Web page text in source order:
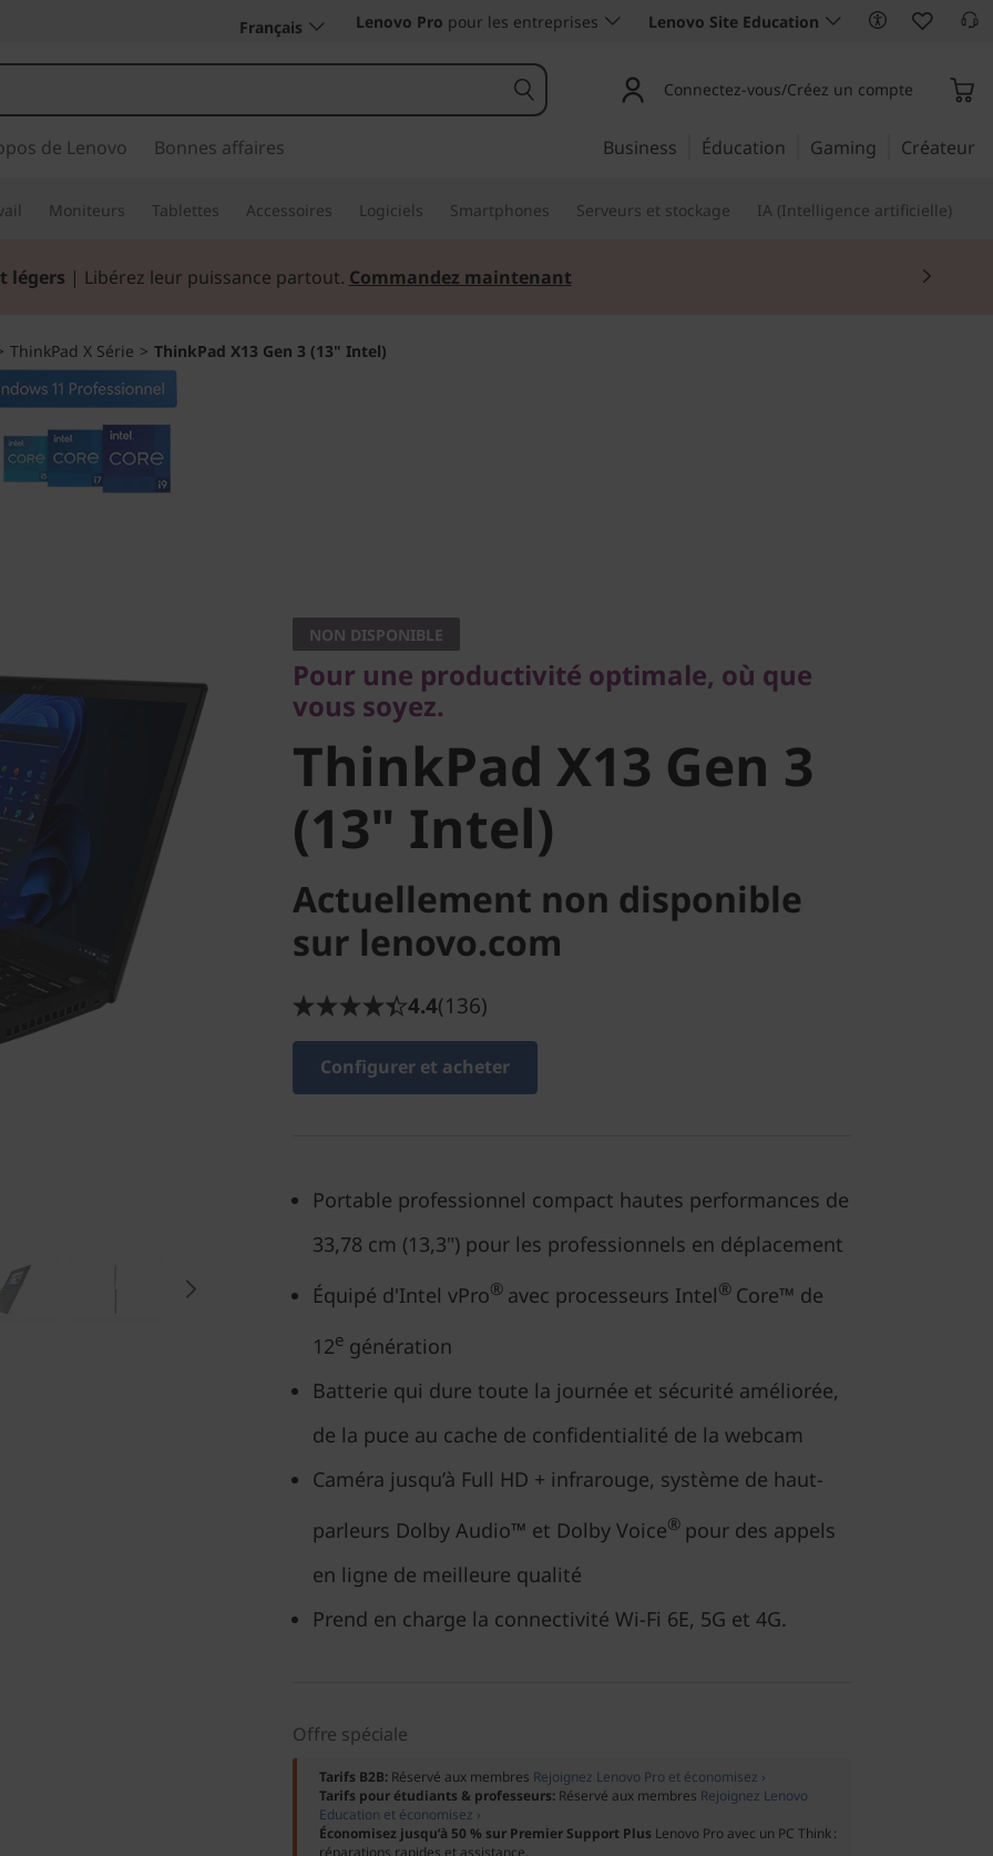
Français Lenovo Pro pour les entreprises Lenovo Site Education
Connectez-vous/Créez un compte
de Lenovo Bonnes affaires Business Éducation Gaming Créateur
Moniteurs Tablettes Accessoires Logiciels Smartphones Serveurs et stockage IA (Intelligence artificielle)
légers | Libérez leur puissance partout. Commandez maintenant
ThinkPad X Série > ThinkPad X13 Gen 3 (13" Intel)
vous soyez.
ThinkPad X13 Gen 3
(13" Intel)
NON DISPONIBLE
Pour une productivité optimale, où que
vous soyez.
ThinkPad X13 Gen 3
(13" Intel)
Actuellement non disponible
sur lenovo.com
4.4(136)
Configurer et acheter
Portable professionnel compact hautes performances de
33,78 cm (13,3") pour les professionnels en déplacement
Équipé d'Intel vPro® avec processeurs Intel® Core™ de
12e génération
Batterie qui dure toute la journée et sécurité améliorée,
de la puce au cache de confidentialité de la webcam
Caméra jusqu’à Full HD + infrarouge, système de haut-
parleurs Dolby Audio™ et Dolby Voice® pour des appels
en ligne de meilleure qualité
Prend en charge la connectivité Wi-Fi 6E, 5G et 4G.
Offre spéciale
Tarifs B2B: Réservé aux membres Rejoignez Lenovo Pro et économisez ›
Tarifs pour étudiants & professeurs: Réservé aux membres Rejoignez Lenovo
Education et économisez ›
Économisez jusqu’à 50 % sur Premier Support Plus Lenovo Pro avec un PC Think :
réparations rapides et assistance.